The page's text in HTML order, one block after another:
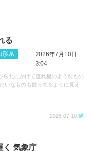
る
形県
2026年7月10日
3:04
ら北にかけて流れ星のようなもの
いなものも散ってるように見え
2026-07-10
く 気象庁